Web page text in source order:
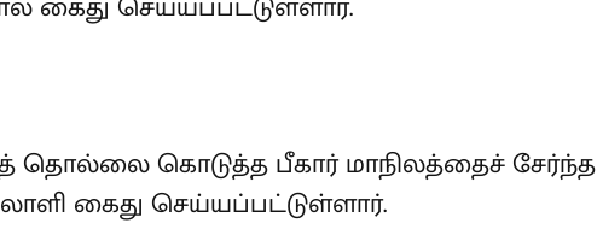
கைது செய்யப்பட்டுள்ளார்.
தொல்லை கொடுத்த பீகார் மாநிலத்தைச் சேர்ந்த
கைது செய்யப்பட்டுள்ளார்.